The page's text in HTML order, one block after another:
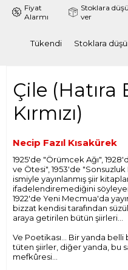
Fiyat
Alarmı
Stoklara
ver
Tükendi Stoklara
Çile (Hatıra
Kırmızı)
Necip Fazıl Kısakürek
1925'de "Örümcek Ağı",
ve Ötesi", 1953'de
ismiyle yayınlanmış şiir
ifadelendiremediğini
1922'de Yeni Mecmua'da
bizzat kendisi tarafından
araya getirilen bütün şiirleri…
Ve Poetikası… Bir yanda belli
tüten şiirler, diğer yanda, bu
mefkûresi…